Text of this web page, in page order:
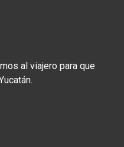
al viajero para que